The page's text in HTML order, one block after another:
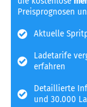
Preisprognosen
Aktuelle
Ladetarife
erfahren
Detaillierte
und 30.000